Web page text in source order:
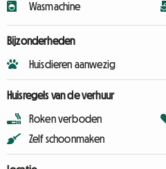
Wasmachine
Bijzonderheden
Huisdieren aanwezig
Huisregels van de verhuur
Roken verboden
Zelf schoonmaken